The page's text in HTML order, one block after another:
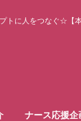
トに人をつなぐ☆【
ナース応援企